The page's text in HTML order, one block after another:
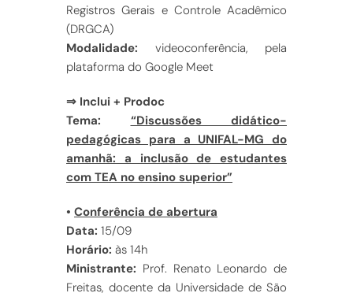
Registros Gerais e Controle Acadêmico
(DRGCA)
Modalidade: videoconferência, pela
plataforma do Google Meet
⇒ Inclui + Prodoc
Tema: “Discussões didático-
pedagógicas para a UNIFAL-MG do
amanhã: a inclusão de estudantes
com TEA no ensino superior”
• Conferência de abertura
Data: 15/09
Horário: às 14h
Ministrante: Prof. Renato Leonardo de
Freitas, docente da Universidade de São